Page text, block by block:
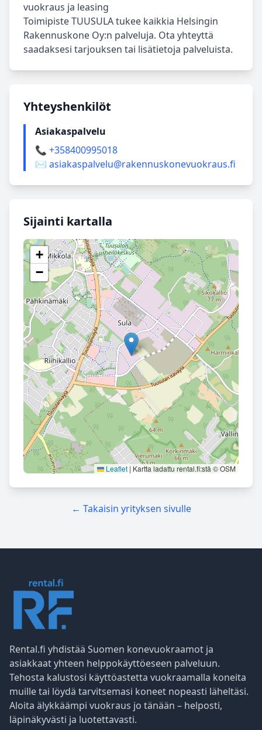
vuokraus ja leasing
Toimipiste TUUSULA tukee kaikkia Helsingin
Rakennuskone Oy:n palveluja. Ota yhteyttä
saadaksesi tarjouksen tai lisätietoja palveluista.
Yhteyshenkilöt
Asiakaspalvelu
📞 +358400995018
✉️ asiakaspalvelu@rakennuskonevuokraus.fi
Sijainti kartalla
+
−
Leaflet | Kartta ladattu rental.fi:stä © OSM
← Takaisin yrityksen sivulle
Rental.fi yhdistää Suomen konevuokraamot ja
asiakkaat yhteen helppokäyttöeseen palveluun.
Tehosta kalustosi käyttöastetta vuokraamalla koneita
muille tai löydä tarvitsemasi koneet nopeasti läheltäsi.
Aloita älykkäämpi vuokraus jo tänään – helposti,
läpinäkyvästi ja luotettavasti.